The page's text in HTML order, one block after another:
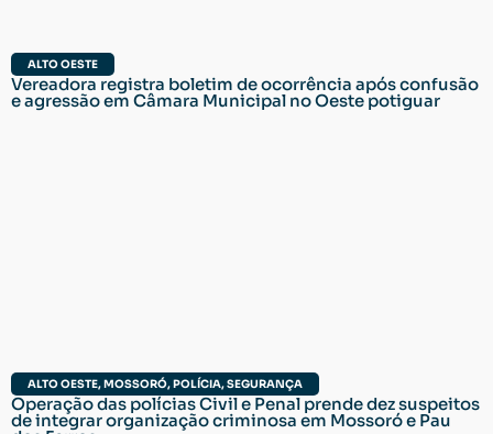
ALTO OESTE
Vereadora registra boletim de ocorrência após confusão
e agressão em Câmara Municipal no Oeste potiguar
ALTO OESTE,MOSSORÓ,POLÍCIA,SEGURANÇA
Operação das polícias Civil e Penal prende dez suspeitos
de integrar organização criminosa em Mossoró e Pau